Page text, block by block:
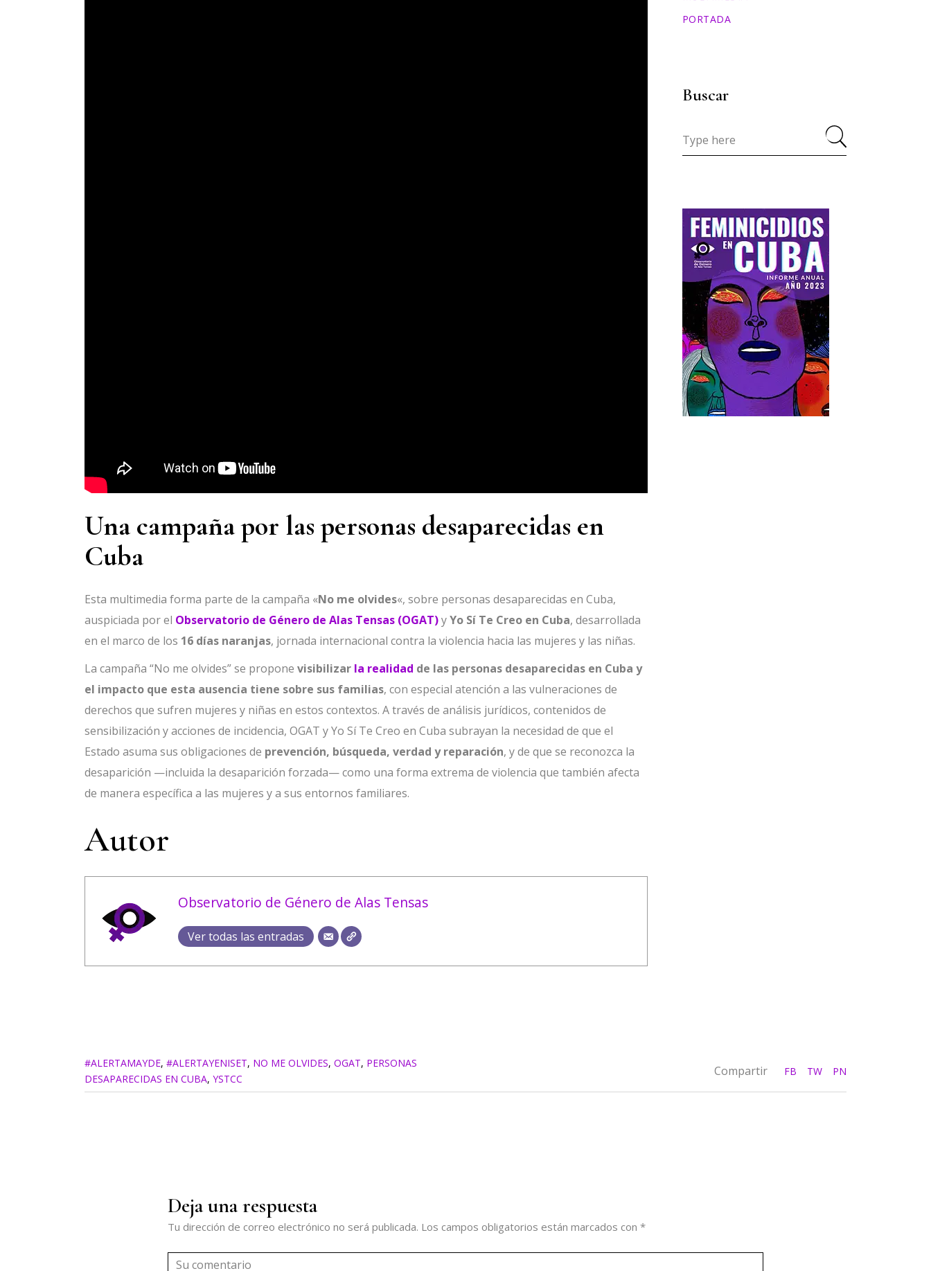
Una campaña por las personas desaparecidas en
Cuba
Esta multimedia forma parte de la campaña «No me olvides«, sobre personas desaparecidas en Cuba,
auspiciada por el Observatorio de Género de Alas Tensas (OGAT)yYo Sí Te Creo en Cuba, desarrollada
en el marco de los 16 días naranjas, jornada internacional contra la violencia hacia las mujeres y las niñas.
La campaña “No me olvides” se propone visibilizar la realidad de las personas desaparecidas en Cuba y
el impacto que esta ausencia tiene sobre sus familias, con especial atención a las vulneraciones de
derechos que sufren mujeres y niñas en estos contextos. A través de análisis jurídicos, contenidos de
sensibilización y acciones de incidencia, OGAT y Yo Sí Te Creo en Cuba subrayan la necesidad de que el
Estado asuma sus obligaciones de prevención, búsqueda, verdad y reparación, y de que se reconozca la
desaparición —incluida la desaparición forzada— como una forma extrema de violencia que también afecta
de manera específica a las mujeres y a sus entornos familiares.
Autor
Observatorio de Género de Alas Tensas
Ver todas las entradas
PORTADA
Buscar
for:
#ALERTAMAYDE, #ALERTAYENISET, NO ME OLVIDES, OGAT, PERSONAS
DESAPARECIDAS EN CUBA, YSTCC
Compartir FB TW PN
Deja una respuesta
Tu dirección de correo electrónico no será publicada. Los campos obligatorios están marcados con *